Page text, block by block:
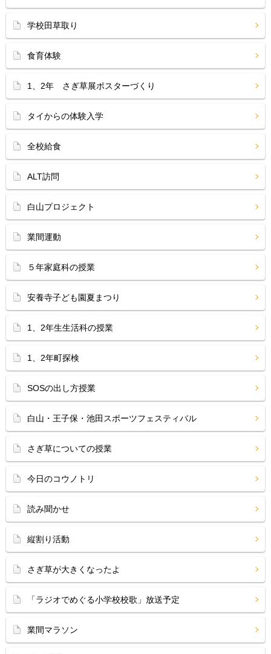
学校田草取り
食育体験
1、2年 さぎ草展ポスターづくり
タイからの体験入学
全校給食
ALT訪問
白山プロジェクト
業間運動
５年家庭科の授業
安養寺子ども園夏まつり
1、2年生生活科の授業
1、2年町探検
SOSの出し方授業
白山・王子保・池田スポーツフェスティバル
さぎ草についての授業
今日のコウノトリ
読み聞かせ
縦割り活動
さぎ草が大きくなったよ
「ラジオでめぐる小学校校歌」放送予定
業間マラソン